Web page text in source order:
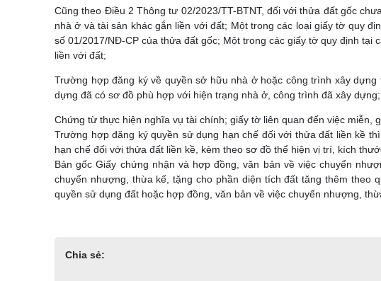
Cũng theo Điều 2 Thông tư 02/2023/TT-BTNT, đối với thửa đất gốc
nhà ở và tài sản khác gắn liền với đất; Một trong các loại giấy tờ quy
số 01/2017/NĐ-CP của thửa đất gốc; Một trong các giấy tờ quy định
liền với đất;
Trường hợp đăng ký về quyền sở hữu nhà ở hoặc công trình xây
dựng đã có sơ đồ phù hợp với hiện trạng nhà ở, công trình đã xây dựng;
Chứng từ thực hiện nghĩa vụ tài chính; giấy tờ liên quan đến việc miễn,
Trường hợp đăng ký quyền sử dụng hạn chế đối với thửa đất liền kề
hạn chế đối với thửa đất liền kề, kèm theo sơ đồ thể hiện vị trí, kích
Bản gốc Giấy chứng nhận và hợp đồng, văn bản về việc chuyển
chuyển nhượng, thừa kế, tặng cho phần diện tích đất tăng thêm theo
quyền sử dụng đất hoặc hợp đồng, văn bản về việc chuyển nhượng,
Chia sẻ: